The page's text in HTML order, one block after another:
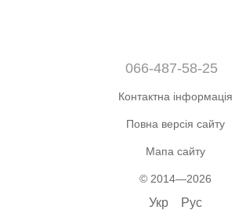
066-487-58-25
Контактна інформація
Повна версія сайту
Мапа сайту
© 2014—2026
Укр Рус